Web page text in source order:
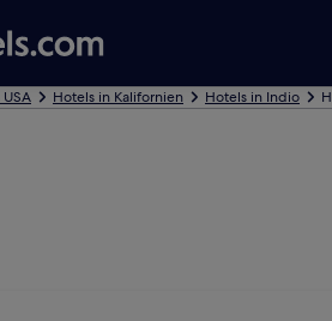
Hotels in Kalifornien Hotels in Indio